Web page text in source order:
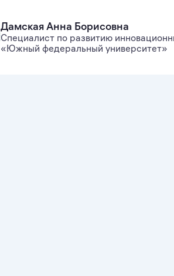
Дамская Анна Борисовна
Специалист по развитию
«Южный федеральный университет»